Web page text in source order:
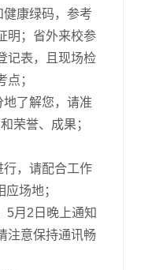
康绿码，参考
明；省外来校参
记表，且现场检
；
了解您，请准
荣誉、成果；
，请配合工作
场地；
月2日晚上通知
注意保持通讯畅